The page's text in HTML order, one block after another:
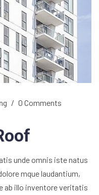
/ 0 Comments
unde omnis iste natus
mque laudantium,
ab illo inventore veritatis